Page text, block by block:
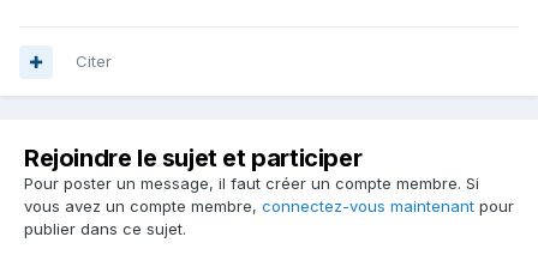
Citer
Rejoindre le sujet et participer
Pour poster un message, il faut créer un compte membre. Si
vous avez un compte membre, connectez-vous maintenant pour
publier dans ce sujet.